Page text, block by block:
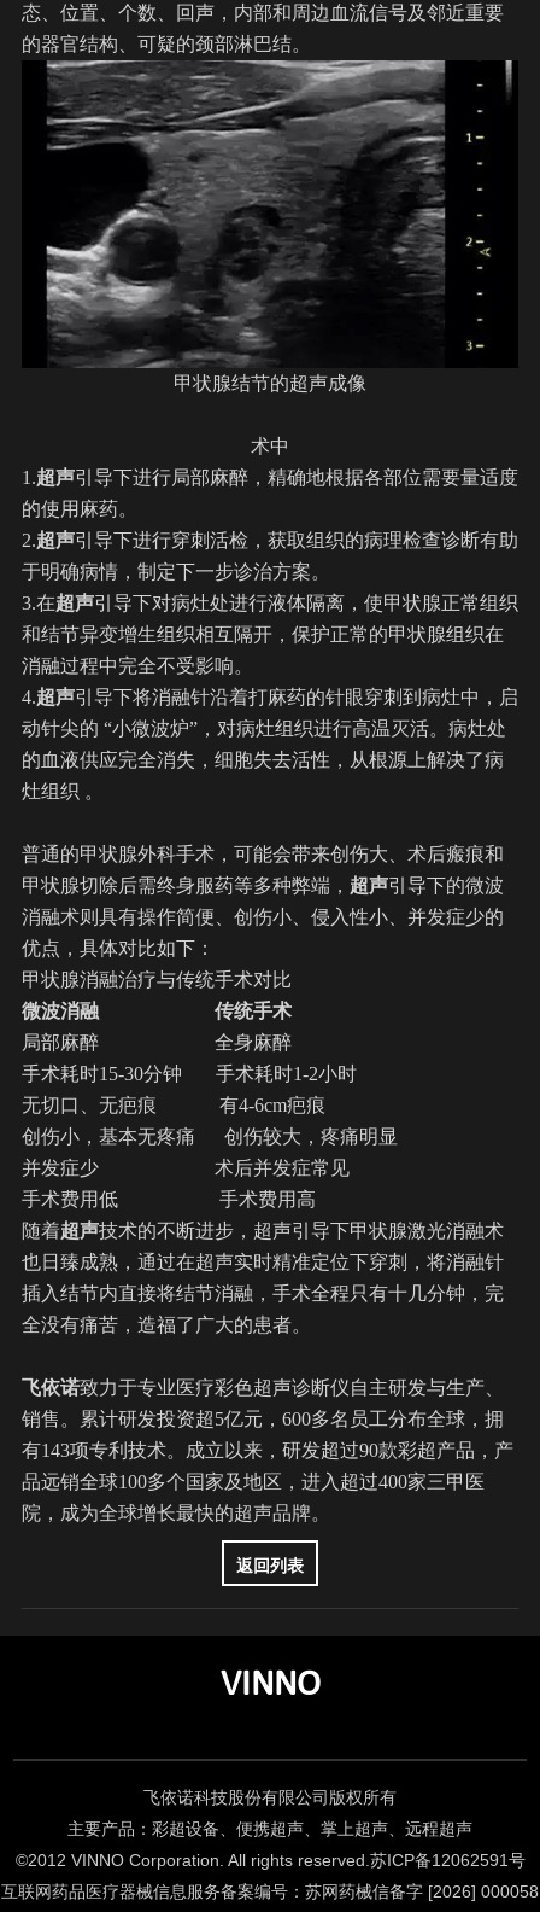
态、位置、个数、回声，内部和周边血流信号及邻近重要
的器官结构、可疑的颈部淋巴结。
甲状腺结节的超声成像
术中
1.超声引导下进行局部麻醉，精确地根据各部位需要量适度
的使用麻药。
2.超声引导下进行穿刺活检，获取组织的病理检查诊断有助
于明确病情，制定下一步诊治方案。
3.在超声引导下对病灶处进行液体隔离，使甲状腺正常组织
和结节异变增生组织相互隔开，保护正常的甲状腺组织在
消融过程中完全不受影响。
4.超声引导下将消融针沿着打麻药的针眼穿刺到病灶中，启
动针尖的 “小微波炉”，对病灶组织进行高温灭活。病灶处
的血液供应完全消失，细胞失去活性，从根源上解决了病
灶组织 。
普通的甲状腺外科手术，可能会带来创伤大、术后瘢痕和
甲状腺切除后需终身服药等多种弊端， 超声引导下的微波
消融术则具有操作简便、创伤小、侵入性小、并发症少的
优点，具体对比如下：
甲状腺消融治疗与传统手术对比
微波消融
传统手术
局部麻醉 全身麻醉
手术耗时15-30分钟 手术耗时1-2小时
无切口、无疤痕 有4-6cm疤痕
创伤小，基本无疼痛 创伤较大，疼痛明显
并发症少 术后并发症常见
手术费用低 手术费用高
随着超声技术的不断进步，超声引导下甲状腺激光消融术
也日臻成熟，通过在超声实时精准定位下穿刺，将消融针
插入结节内直接将结节消融，手术全程只有十几分钟，完
全没有痛苦，造福了广大的患者。
飞依诺致力于专业医疗彩色超声诊断仪自主研发与生产、
销售。累计研发投资超5亿元，600多名员工分布全球，拥
有143项专利技术。成立以来，研发超过90款彩超产品，产
品远销全球100多个国家及地区，进入超过400家三甲医
院，成为全球增长最快的超声品牌。
返回列表
VINNO
飞依诺科技股份有限公司版权所有
主要产品：彩超设备、便携超声、掌上超声、远程超声
©2012 VINNO Corporation. All rights reserved.苏ICP备12062591号
互联网药品医疗器械信息服务备案编号：苏网药械信备字 [2026] 000058